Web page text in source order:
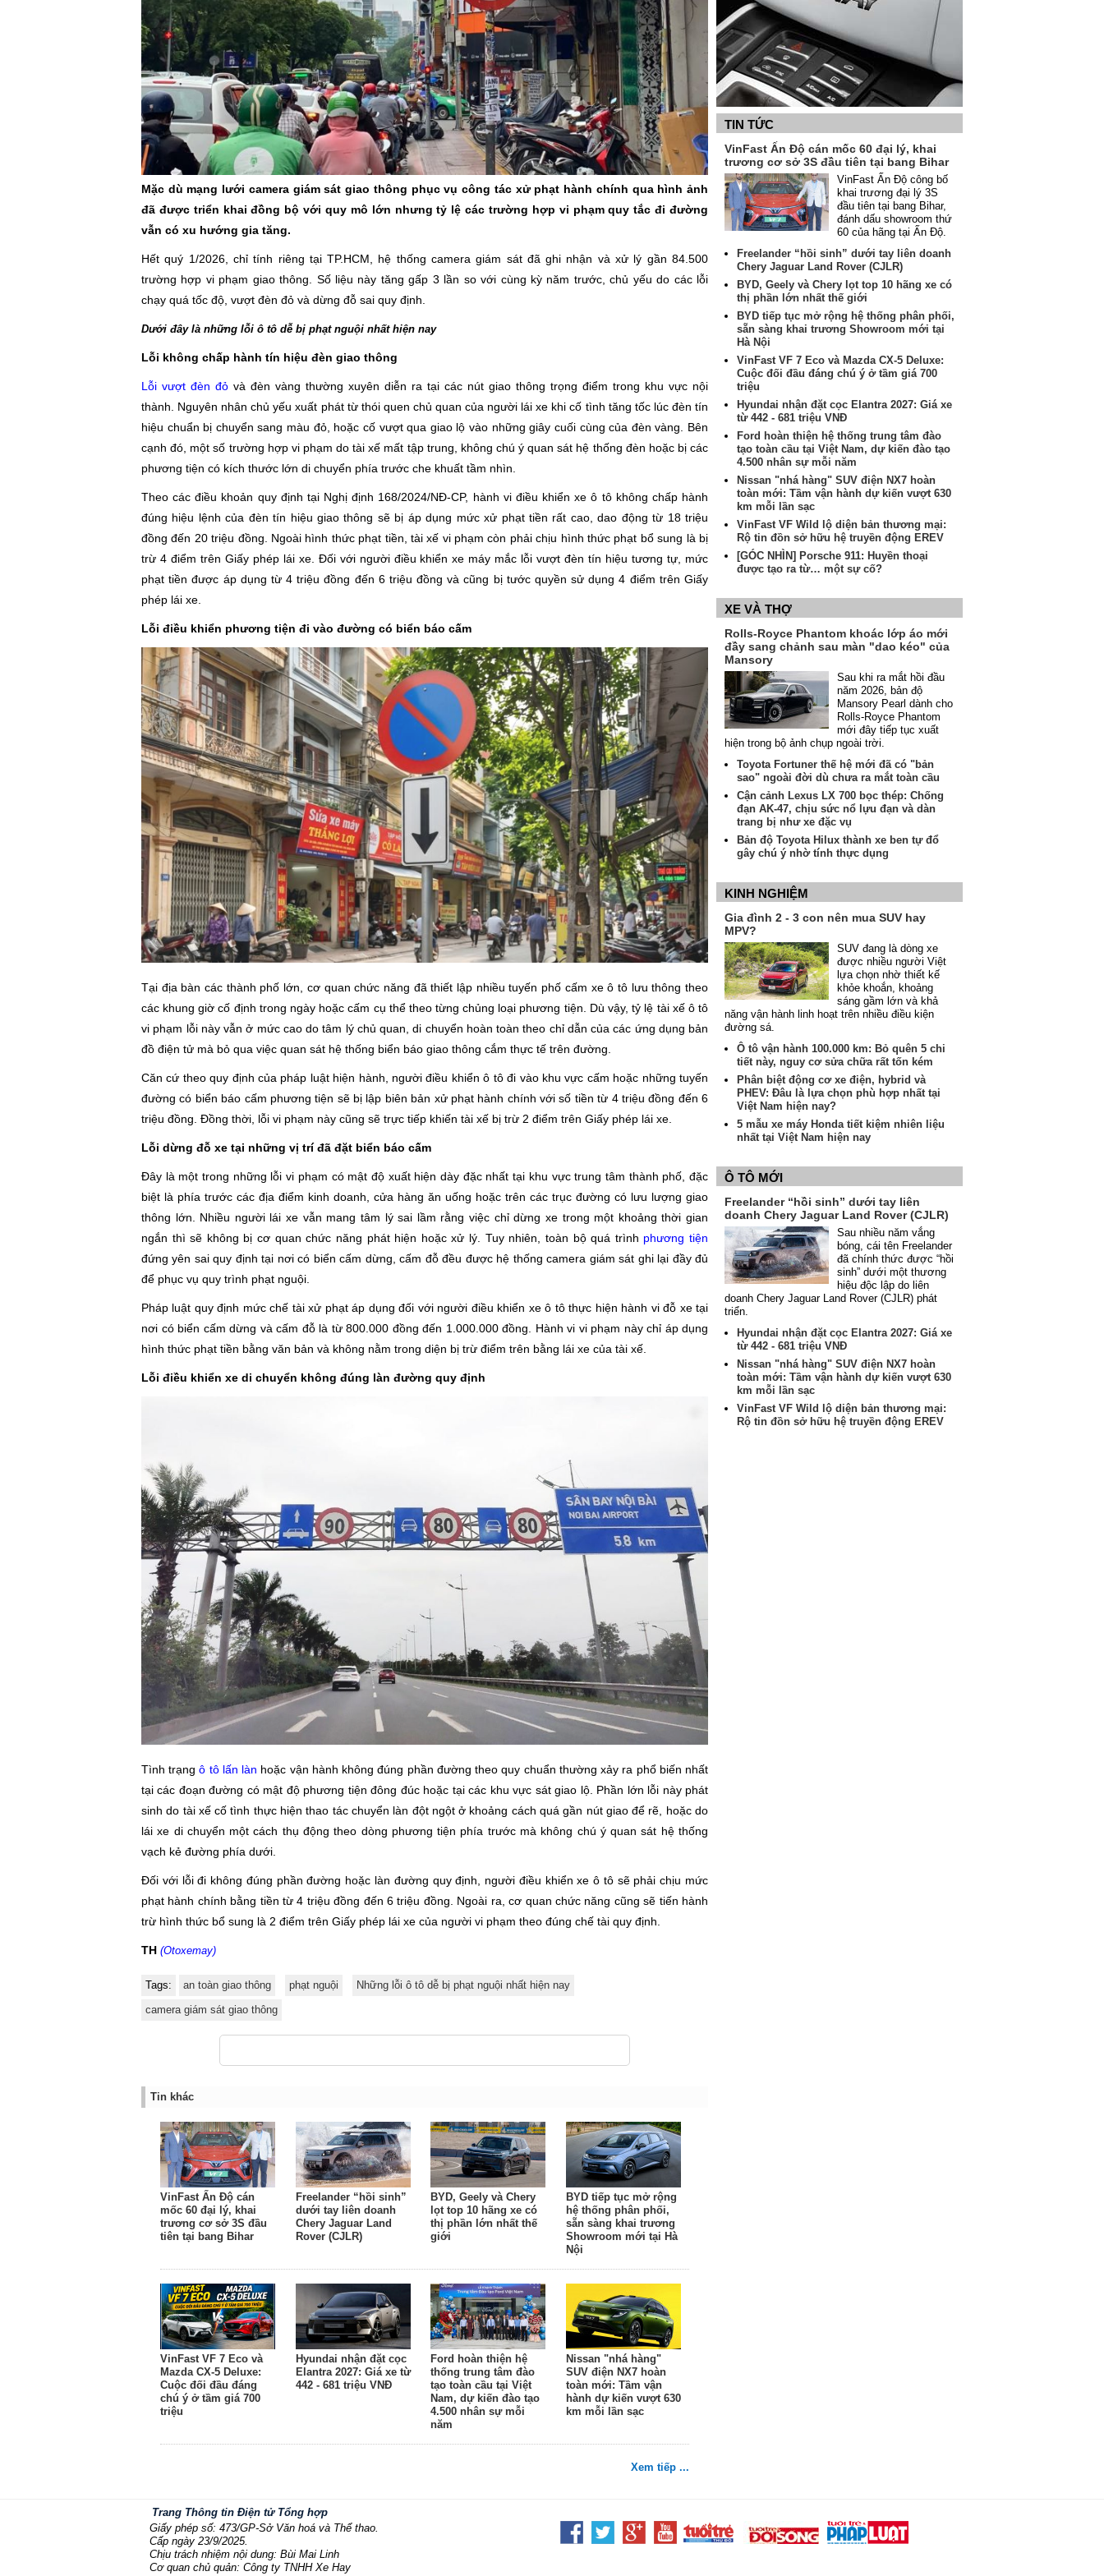
Mặc dù mạng lưới camera giám sát giao thông phục vụ công tác xử phạt hành chính qua hình ảnh
đã được triển khai đồng bộ với quy mô lớn nhưng tỷ lệ các trường hợp vi phạm quy tắc đi đường
vẫn có xu hướng gia tăng.
Hết quý 1/2026, chỉ tính riêng tại TP.HCM, hệ thống camera giám sát đã ghi nhận và xử lý gần 84.500
trường hợp vi phạm giao thông. Số liệu này tăng gấp 3 lần so với cùng kỳ năm trước, chủ yếu do các lỗi
chạy quá tốc độ, vượt đèn đỏ và dừng đỗ sai quy định.
Dưới đây là những lỗi ô tô dễ bị phạt nguội nhất hiện nay
Lỗi không chấp hành tín hiệu đèn giao thông
Lỗi vượt đèn đỏ và đèn vàng thường xuyên diễn ra tại các nút giao thông trọng điểm trong khu vực nội
thành. Nguyên nhân chủ yếu xuất phát từ thói quen chủ quan của người lái xe khi cố tình tăng tốc lúc đèn tín
hiệu chuẩn bị chuyển sang màu đỏ, hoặc cố vượt qua giao lộ vào những giây cuối cùng của đèn vàng. Bên
cạnh đó, một số trường hợp vi phạm do tài xế mất tập trung, không chú ý quan sát hệ thống đèn hoặc bị các
phương tiện có kích thước lớn di chuyển phía trước che khuất tầm nhìn.
Theo các điều khoản quy định tại Nghị định 168/2024/NĐ-CP, hành vi điều khiển xe ô tô không chấp hành
đúng hiệu lệnh của đèn tín hiệu giao thông sẽ bị áp dụng mức xử phạt tiền rất cao, dao động từ 18 triệu
đồng đến 20 triệu đồng. Ngoài hình thức phạt tiền, tài xế vi phạm còn phải chịu hình thức phạt bổ sung là bị
trừ 4 điểm trên Giấy phép lái xe. Đối với người điều khiển xe máy mắc lỗi vượt đèn tín hiệu tương tự, mức
phạt tiền được áp dụng từ 4 triệu đồng đến 6 triệu đồng và cũng bị tước quyền sử dụng 4 điểm trên Giấy
phép lái xe.
Lỗi điều khiển phương tiện đi vào đường có biển báo cấm
Tại địa bàn các thành phố lớn, cơ quan chức năng đã thiết lập nhiều tuyến phố cấm xe ô tô lưu thông theo
các khung giờ cố định trong ngày hoặc cấm cụ thể theo từng chủng loại phương tiện. Dù vậy, tỷ lệ tài xế ô tô
vi phạm lỗi này vẫn ở mức cao do tâm lý chủ quan, di chuyển hoàn toàn theo chỉ dẫn của các ứng dụng bản
đồ điện tử mà bỏ qua việc quan sát hệ thống biển báo giao thông cắm thực tế trên đường.
Căn cứ theo quy định của pháp luật hiện hành, người điều khiển ô tô đi vào khu vực cấm hoặc những tuyến
đường có biển báo cấm phương tiện sẽ bị lập biên bản xử phạt hành chính với số tiền từ 4 triệu đồng đến 6
triệu đồng. Đồng thời, lỗi vi phạm này cũng sẽ trực tiếp khiến tài xế bị trừ 2 điểm trên Giấy phép lái xe.
Lỗi dừng đỗ xe tại những vị trí đã đặt biển báo cấm
Đây là một trong những lỗi vi phạm có mật độ xuất hiện dày đặc nhất tại khu vực trung tâm thành phố, đặc
biệt là phía trước các địa điểm kinh doanh, cửa hàng ăn uống hoặc trên các trục đường có lưu lượng giao
thông lớn. Nhiều người lái xe vẫn mang tâm lý sai lầm rằng việc chỉ dừng xe trong một khoảng thời gian
ngắn thì sẽ không bị cơ quan chức năng phát hiện hoặc xử lý. Tuy nhiên, toàn bộ quá trình phương tiện
đứng yên sai quy định tại nơi có biển cấm dừng, cấm đỗ đều được hệ thống camera giám sát ghi lại đầy đủ
để phục vụ quy trình phạt nguội.
Pháp luật quy định mức chế tài xử phạt áp dụng đối với người điều khiển xe ô tô thực hiện hành vi đỗ xe tại
nơi có biển cấm dừng và cấm đỗ là từ 800.000 đồng đến 1.000.000 đồng. Hành vi vi phạm này chỉ áp dụng
hình thức phạt tiền bằng văn bản và không nằm trong diện bị trừ điểm trên bằng lái xe của tài xế.
Lỗi điều khiển xe di chuyển không đúng làn đường quy định
Tình trạngô tô lấn làn hoặc vận hành không đúng phần đường theo quy chuẩn thường xảy ra phổ biến nhất
tại các đoạn đường có mật độ phương tiện đông đúc hoặc tại các khu vực sát giao lộ. Phần lớn lỗi này phát
sinh do tài xế cố tình thực hiện thao tác chuyển làn đột ngột ở khoảng cách quá gần nút giao để rẽ, hoặc do
lái xe di chuyển một cách thụ động theo dòng phương tiện phía trước mà không chú ý quan sát hệ thống
vạch kẻ đường phía dưới.
Đối với lỗi đi không đúng phần đường hoặc làn đường quy định, người điều khiển xe ô tô sẽ phải chịu mức
phạt hành chính bằng tiền từ 4 triệu đồng đến 6 triệu đồng. Ngoài ra, cơ quan chức năng cũng sẽ tiến hành
trừ hình thức bổ sung là 2 điểm trên Giấy phép lái xe của người vi phạm theo đúng chế tài quy định.
TH (Otoxemay)
Tags: an toàn giao thông phạt nguội
Những lỗi ô tô dễ bị phạt nguội nhất hiện nay
camera giám sát giao thông
Tin khác
VinFast Ấn Độ cán
mốc 60 đại lý, khai
trương cơ sở 3S đầu
tiên tại bang Bihar
Freelander “hồi sinh”
dưới tay liên doanh
Chery Jaguar Land
Rover (CJLR)
BYD, Geely và Chery
lọt top 10 hãng xe có
thị phần lớn nhất thế
giới
BYD tiếp tục mở rộng
hệ thống phân phối,
sẵn sàng khai trương
Showroom mới tại Hà
Nội
VinFast VF 7 Eco và
Mazda CX-5 Deluxe:
Cuộc đối đầu đáng
chú ý ở tầm giá 700
triệu
Hyundai nhận đặt cọc
Elantra 2027: Giá xe từ
442 - 681 triệu VNĐ
Ford hoàn thiện hệ
thống trung tâm đào
tạo toàn cầu tại Việt
Nam, dự kiến đào tạo
4.500 nhân sự mỗi
năm
Nissan "nhá hàng"
SUV điện NX7 hoàn
toàn mới: Tầm vận
hành dự kiến vượt 630
km mỗi lần sạc
Xem tiếp ...
TIN TỨC
VinFast Ấn Độ cán mốc 60 đại lý, khai
trương cơ sở 3S đầu tiên tại bang Bihar
VinFast Ấn Độ công bố
khai trương đại lý 3S
đầu tiên tại bang Bihar,
đánh dấu showroom thứ
60 của hãng tại Ấn Độ.
Freelander “hồi sinh” dưới tay liên doanh
Chery Jaguar Land Rover (CJLR)
BYD, Geely và Chery lọt top 10 hãng xe có
thị phần lớn nhất thế giới
BYD tiếp tục mở rộng hệ thống phân phối,
sẵn sàng khai trương Showroom mới tại
Hà Nội
VinFast VF 7 Eco và Mazda CX-5 Deluxe:
Cuộc đối đầu đáng chú ý ở tầm giá 700
triệu
Hyundai nhận đặt cọc Elantra 2027: Giá xe
từ 442 - 681 triệu VNĐ
Ford hoàn thiện hệ thống trung tâm đào
tạo toàn cầu tại Việt Nam, dự kiến đào tạo
4.500 nhân sự mỗi năm
Nissan "nhá hàng" SUV điện NX7 hoàn
toàn mới: Tầm vận hành dự kiến vượt 630
km mỗi lần sạc
VinFast VF Wild lộ diện bản thương mại:
Rộ tin đồn sở hữu hệ truyền động EREV
[GÓC NHÌN] Porsche 911: Huyền thoại
được tạo ra từ… một sự cố?
XE VÀ THỢ
Rolls-Royce Phantom khoác lớp áo mới
đầy sang chảnh sau màn "dao kéo" của
Mansory
Sau khi ra mắt hồi đầu
năm 2026, bản độ
Mansory Pearl dành cho
Rolls-Royce Phantom
mới đây tiếp tục xuất
hiện trong bộ ảnh chụp ngoài trời.
Toyota Fortuner thế hệ mới đã có "bản
sao" ngoài đời dù chưa ra mắt toàn cầu
Cận cảnh Lexus LX 700 bọc thép: Chống
đạn AK-47, chịu sức nổ lựu đạn và dàn
trang bị như xe đặc vụ
Bản độ Toyota Hilux thành xe ben tự đổ
gây chú ý nhờ tính thực dụng
KINH NGHIỆM
Gia đình 2 - 3 con nên mua SUV hay
MPV?
SUV đang là dòng xe
được nhiều người Việt
lựa chọn nhờ thiết kế
khỏe khoắn, khoảng
sáng gầm lớn và khả
năng vận hành linh hoạt trên nhiều điều kiện
đường sá.
Ô tô vận hành 100.000 km: Bỏ quên 5 chi
tiết này, nguy cơ sửa chữa rất tốn kém
Phân biệt động cơ xe điện, hybrid và
PHEV: Đâu là lựa chọn phù hợp nhất tại
Việt Nam hiện nay?
5 mẫu xe máy Honda tiết kiệm nhiên liệu
nhất tại Việt Nam hiện nay
Ô TÔ MỚI
Freelander “hồi sinh” dưới tay liên
doanh Chery Jaguar Land Rover (CJLR)
Sau nhiều năm vắng
bóng, cái tên Freelander
đã chính thức được “hồi
sinh” dưới một thương
hiệu độc lập do liên
doanh Chery Jaguar Land Rover (CJLR) phát
triển.
Hyundai nhận đặt cọc Elantra 2027: Giá xe
từ 442 - 681 triệu VNĐ
Nissan "nhá hàng" SUV điện NX7 hoàn
toàn mới: Tầm vận hành dự kiến vượt 630
km mỗi lần sạc
VinFast VF Wild lộ diện bản thương mại:
Rộ tin đồn sở hữu hệ truyền động EREV
Trang Thông tin Điện tử Tổng hợp
Giấy phép số: 473/GP-Sở Văn hoá và Thể thao.
Cấp ngày 23/9/2025.
Chịu trách nhiệm nội dung: Bùi Mai Linh
Cơ quan chủ quản: Công ty TNHH Xe Hay